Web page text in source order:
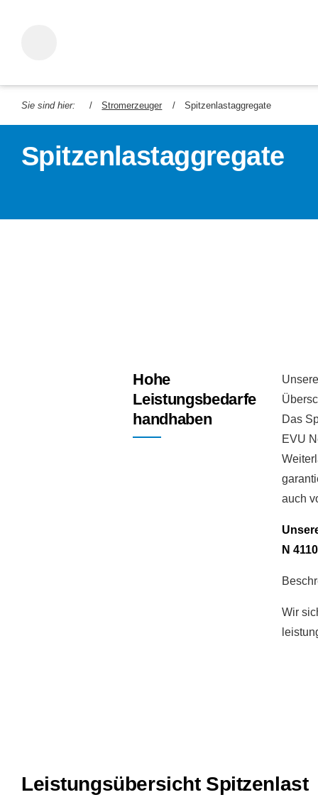
Sie sind hier: Stromerzeuger Spitzenlastaggregate
Spitzenlastaggregate
Hohe
Leistungsbedarfe
handhaben
Das
EVU
auch
N
Wir
Leistungsübersicht Spitzenlast